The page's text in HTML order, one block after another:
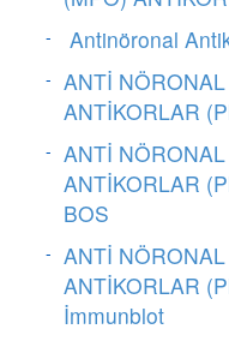
Antinöronal
ANTİ NÖRONAL
ANTİKORLAR
ANTİ NÖRONAL
ANTİKORLAR
BOS
ANTİ NÖRONAL
ANTİKORLAR
İmmunblot